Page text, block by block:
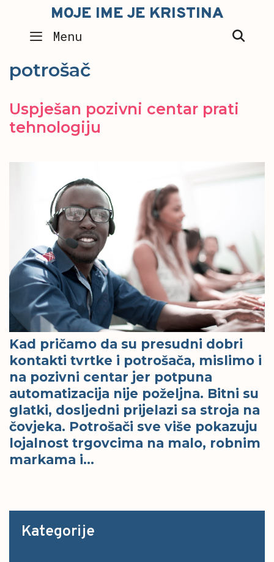
content
MOJE IME JE KRISTINA
Menu
potrošač
Uspješan pozivni centar prati
tehnologiju
Kad pričamo da su presudni dobri
kontakti tvrtke i potrošača, mislimo i
na pozivni centar jer potpuna
automatizacija nije poželjna. Bitni su
glatki, dosljedni prijelazi sa stroja na
čovjeka. Potrošači sve više pokazuju
lojalnost trgovcima na malo, robnim
markama i…
Kategorije